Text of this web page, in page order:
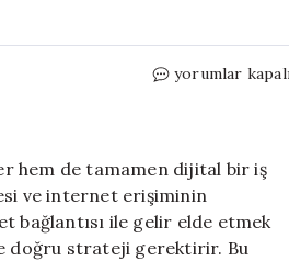
İnternetten
için
yorumlar
hem de tamamen dijital bir iş
ve internet erişiminin
bağlantısı ile gelir elde etmek
doğru strateji gerektirir. Bu